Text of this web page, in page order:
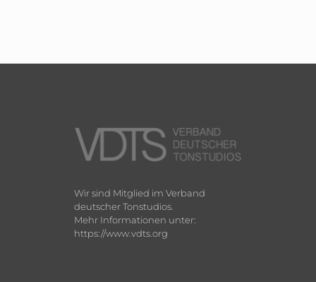
Wir sind Mitglied im Verband
deutscher Tonstudios.
Mehr Informationen unter:
https://www.vdts.org